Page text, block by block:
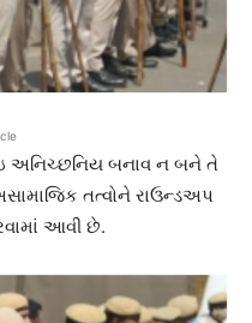
અનિચ્છનિય બનાવ ન બને તે
તત્વોને રાઉન્ડઅપ
આવી છે.